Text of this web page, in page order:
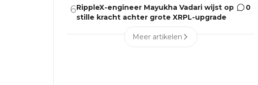
6RippleX-engineer Mayukha Vadari wijst op
stille kracht achter grote XRPL-upgrade
0
Meer artikelen